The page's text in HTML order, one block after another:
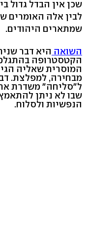
שכן אין הבדל גדול
לבין אלה האומרים
שמתארים היהודים.
השואה היא דבר
הקטסטרופה
המוסרית שאליה
מבחירה, למפלצת.
ל"סליחה" משדרת
שבו לא ניתן
הנפשיות ולסלוח.